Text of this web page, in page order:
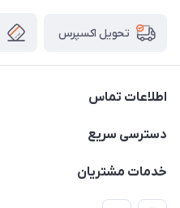
تحویل اکسپرس
اطلاعات تماس
03538252575
دسترسی سریع
حساب کاربری
خدمات مشتریان
راهنمای ثبت سفارش